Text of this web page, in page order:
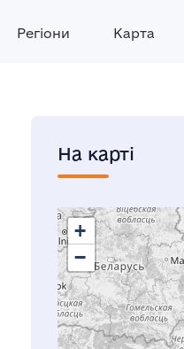
Регіони Карта
На карті
+
−